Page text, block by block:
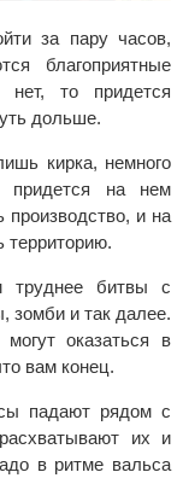
за пару часов,
благоприятные
то придется
дольше.
кирка, немного
придется на нем
производство, и на
территорию.
труднее битвы с
зомби и так далее.
оказаться в
вам конец.
падают рядом с
их и
в ритме вальса